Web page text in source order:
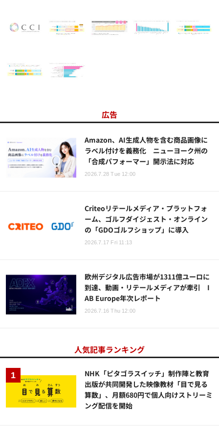
広告
Amazon、AI生成人物を含む商品画像に
ラベル付けを義務化 ニューヨーク州の
「合成パフォーマー」開示法に対応
2026.7.28 Tue 12:00
Criteoリテールメディア・プラットフォ
ーム、ゴルフダイジェスト・オンライン
の「GDOゴルフショップ」に導入
2026.7.17 Fri 11:13
欧州デジタル広告市場が1311億ユーロに
到達、動画・リテールメディアが牽引 I
AB Europe年次レポート
2026.7.16 Thu 12:00
人気記事ランキング
NHK「ピタゴラスイッチ」制作陣と教育
出版が共同開発した映像教材「目で見る
算数」、月額680円で個人向けストリーミ
ング配信を開始